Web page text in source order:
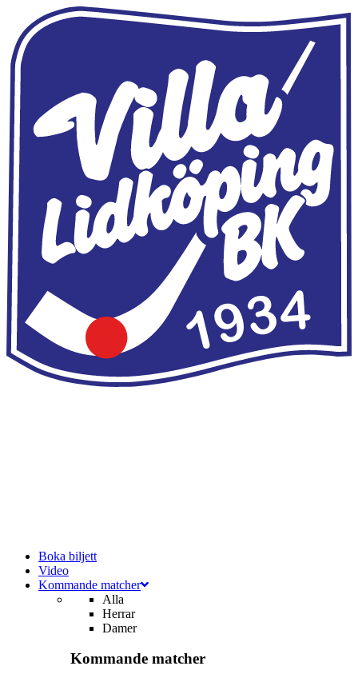
Boka biljett
Video
Kommande matcher
Alla
Herrar
Damer
Kommande matcher